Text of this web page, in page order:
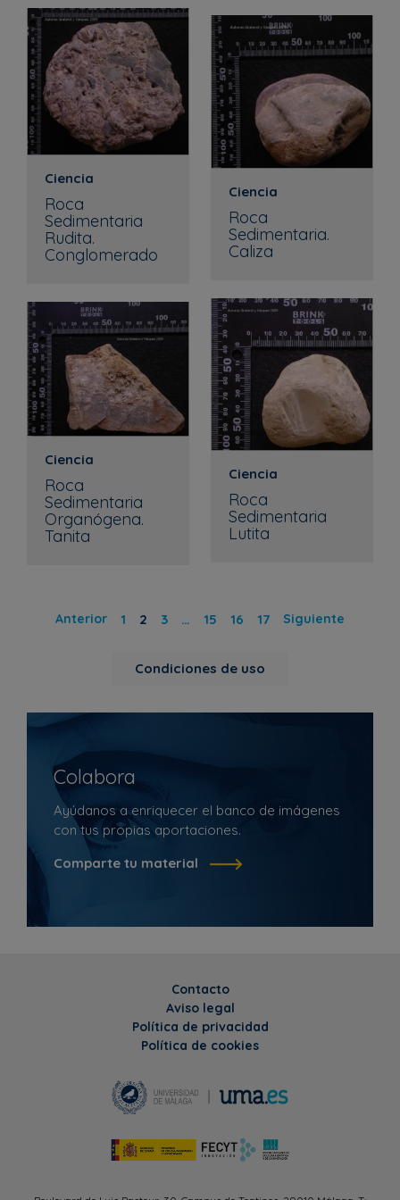
Ciencia
Roca
Sedimentaria
Rudita.
Conglomerado
Ciencia
Roca
Sedimentaria.
Caliza
Ciencia
Roca
Sedimentaria
Lutita
Ciencia
Roca
Sedimentaria
Organógena.
Tanita
Anterior 1 2 3 … 15 16 17 Siguiente
Condiciones de uso
Colabora
Ayúdanos a enriquecer el banco de imágenes
con tus propias aportaciones.
Comparte tu material
Contacto
Aviso legal
Política de privacidad
Política de cookies